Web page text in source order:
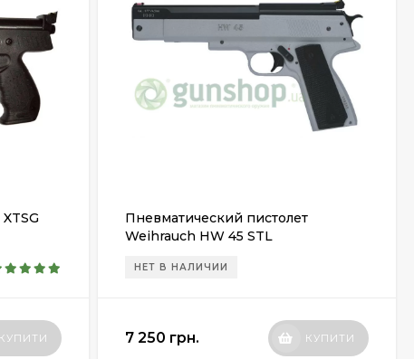
КУПИТИ
Пневматический пистолет
Weihrauch HW 45 STL
НЕТ В НАЛИЧИИ
7 250 грн. КУПИТИ